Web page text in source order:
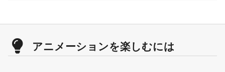
アニメーションを楽しむには